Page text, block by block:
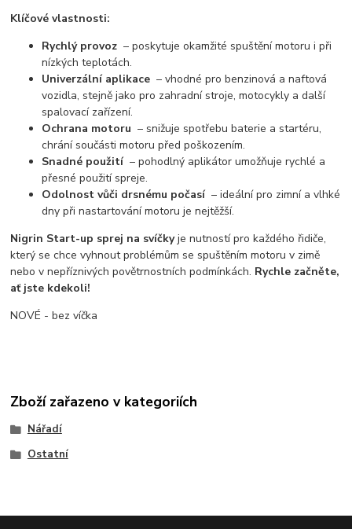
Klíčové vlastnosti:
Rychlý provoz – poskytuje okamžité spuštění motoru i při
nízkých teplotách.
Univerzální aplikace – vhodné pro benzinová a naftová
vozidla, stejně jako pro zahradní stroje, motocykly a další
spalovací zařízení.
Ochrana motoru – snižuje spotřebu baterie a startéru,
chrání součásti motoru před poškozením.
Snadné použití– pohodlný aplikátor umožňuje rychlé a
přesné použití spreje.
Odolnost vůči drsnému počasí – ideální pro zimní a vlhké
dny při nastartování motoru je nejtěžší.
Nigrin Start-up sprej na svíčkyje nutností pro každého řidiče,
který se chce vyhnout problémům se spuštěním motoru v zimě
nebo v nepříznivých povětrnostních podmínkách. Rychle začněte,
ať jste kdekoli!
NOVÉ - bez víčka
Zboží zařazeno v kategoriích
Nářadí
Ostatní